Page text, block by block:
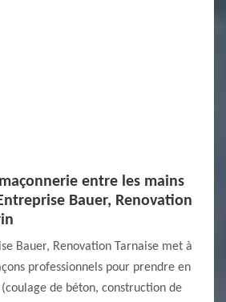
entre les mains
Bauer, Renovation
Bauer, Renovation Tarnaise met à
professionnels pour prendre en
de béton, construction de